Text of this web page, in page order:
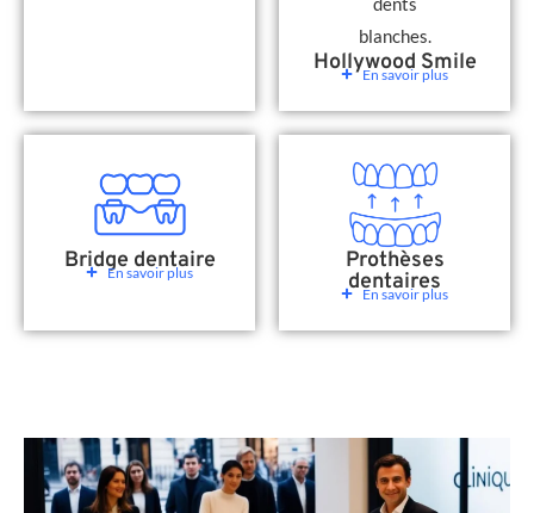
Hollywood Smile
En savoir plus
Bridge dentaire
En savoir plus Prothèses
dentaires
En savoir plus